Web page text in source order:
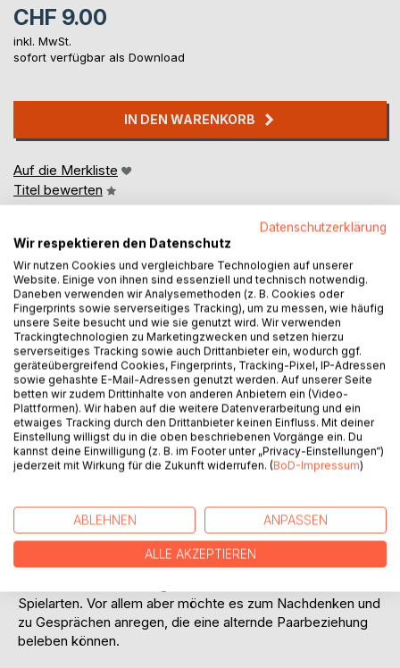
CHF 9.00
inkl. MwSt.
sofort verfügbar als Download
IN DEN WARENKORB
Auf die Merkliste
Titel bewerten
BESCHREIBUNG
Eros ist ein griechischer Gott, mithin ist auch die Liebe
göttlich. Die klugen Griechen haben die Überzeugung aller
großen Dichter der Menschheit und der Verliebten aller
Zeitalter vorweggenommen: »Die Liebe ist eine
Himmelsmacht«
und enhält nur wenige Ratschläge oder Empfehlungen. Es
schildert vielmehr unterschiedliche Betrachtungsweisen
des Alterns, möchte da und dort informieren, überdies aber
soll es älteren Menschen Mut machen zur Akzeptanz ihrer
Spielarten. Vor allem aber möchte es zum Nachdenken und
zu Gesprächen anregen, die eine alternde Paarbeziehung
beleben können.
Datenschutzerklärung
Wir respektieren den Datenschutz
Wir nutzen Cookies und vergleichbare Technologien auf unserer
Website. Einige von ihnen sind essenziell und technisch notwendig.
Daneben verwenden wir Analysemethoden (z. B. Cookies oder
Fingerprints sowie serverseitiges Tracking), um zu messen, wie häufig
unsere Seite besucht und wie sie genutzt wird. Wir verwenden
Trackingtechnologien zu Marketingzwecken und setzen hierzu
serverseitiges Tracking sowie auch Drittanbieter ein, wodurch ggf.
geräteübergreifend Cookies, Fingerprints, Tracking-Pixel, IP-Adressen
sowie gehashte E-Mail-Adressen genutzt werden. Auf unserer Seite
betten wir zudem Drittinhalte von anderen Anbietern ein (Video-
Plattformen). Wir haben auf die weitere Datenverarbeitung und ein
etwaiges Tracking durch den Drittanbieter keinen Einfluss. Mit deiner
Einstellung willigst du in die oben beschriebenen Vorgänge ein. Du
kannst deine Einwilligung (z. B. im Footer unter „Privacy-Einstellungen“)
jederzeit mit Wirkung für die Zukunft widerrufen. (BoD-Impressum)
ABLEHNEN ANPASSEN
ALLE AKZEPTIEREN